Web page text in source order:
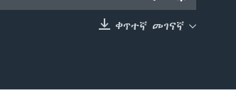
ቀጥተኛ መገናኛ